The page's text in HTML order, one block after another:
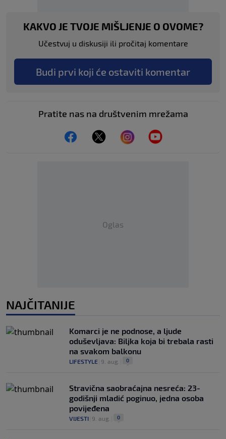
KAKVO JE TVOJE MIŠLJENJE O OVOME?
Učestvuj u diskusiji ili pročitaj komentare
Budi prvi koji će ostaviti komentar
Pratite nas na društvenim mrežama
Oglas
NAJČITANIJE
Komarci je ne podnose, a ljude
oduševljava: Biljka koja bi trebala rasti
na svakom balkonu
LIFESTYLE 9. aug. 0
Stravična saobraćajna nesreća: 23-
godišnji mladić poginuo, jedna osoba
povijeđena
VIJESTI 9. aug. 0